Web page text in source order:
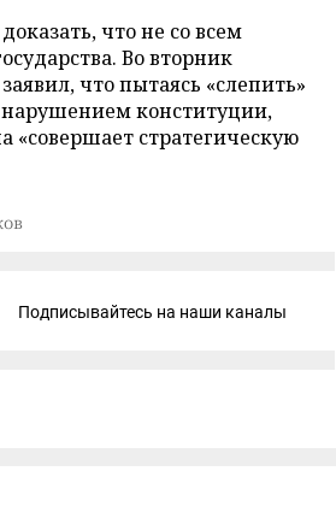
что не со всем
Во вторник
что пытаясь «слепить»
конституции,
«совершает стратегическую
Подписывайтесь на наши каналы